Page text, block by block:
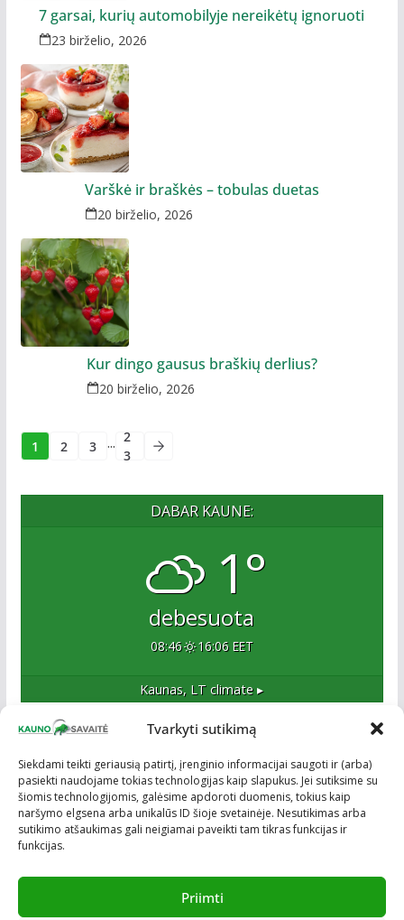
Tvarkyti sutikimą
Siekdami teikti geriausią patirtį, įrenginio informacijai saugoti ir (arba)
pasiekti naudojame tokias technologijas kaip slapukus. Jei sutiksime su
šiomis technologijomis, galėsime apdoroti duomenis, tokius kaip
naršymo elgsena arba unikalūs ID šioje svetainėje. Nesutikimas arba
sutikimo atšaukimas gali neigiamai paveikti tam tikras funkcijas ir
funkcijas.
Priimti
7 garsai, kurių automobilyje nereikėtų ignoruoti
23 birželio, 2026
Varškė ir braškės – tobulas duetas
20 birželio, 2026
Kur dingo gausus braškių derlius?
20 birželio, 2026
1 2 3 ... 2
3
DABAR KAUNE:
1°
debesuota
08:46 16:06 EET
Kaunas, LT climate ▸
Esame naujas Kaune, tačiau veržlus ir profesionalus
kolektyvas. Ne naujokai žiniasklaidoje. Į Kauną
žengiame tvirtai įsitikinę savo sėkme.